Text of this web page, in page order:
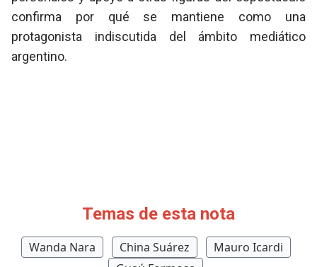
confirma por qué se mantiene como una
protagonista indiscutida del ámbito mediático
argentino.
Temas de esta nota
Wanda Nara China Suárez
Mauro Icardi